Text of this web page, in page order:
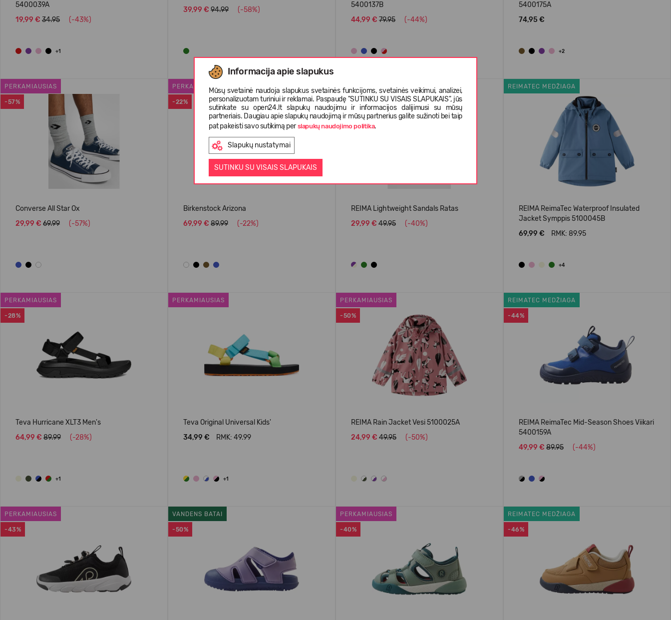
Informacija apie slapukus
Mūsų svetainė naudoja slapukus svetainės funkcijoms, svetainės veikimui, analizei,
personalizuotam turiniui ir reklamai. Paspaudę "SUTINKU SU VISAIS SLAPUKAIS", jūs
sutinkate su open24.lt slapukų naudojimu ir informacijos dalijimusi su mūsų
partneriais. Daugiau apie slapukų naudojimą ir mūsų partnerius galite sužinoti bei taip
pat pakeisti savo sutikimą per slapukų naudojimo politika.
Slapukų nustatymai
SUTINKU SU VISAIS SLAPUKAIS
5400039A
19,99 € 34.95 (-43%)
+1
39,99 € 94.99 (-58%)
5400137B
44,99 € 79.95 (-44%)
5400175A
74,95 €
+2
-57%
PERKAMIAUSIAS
Converse All Star Ox
29,99 € 69.99 (-57%)
-22%
PERKAMIAUSIAS
Birkenstock Arizona
69,99 € 89.99 (-22%)
-40%
VASARAI
REIMA Lightweight Sandals Ratas
29,99 € 49.95 (-40%)
REIMATEC MEDŽIAGA
REIMA ReimaTec Waterproof Insulated
Jacket Symppis 5100045B
69,99 €
RMK: 89.95
+4
-28%
PERKAMIAUSIAS
Teva Hurricane XLT3 Men's
64,99 € 89.99 (-28%)
+1
PERKAMIAUSIAS
Teva Original Universal Kids'
34,99 €
RMK: 49.99
+1
-50%
PERKAMIAUSIAS
REIMA Rain Jacket Vesi 5100025A
24,99 € 49.95 (-50%)
-44%
REIMATEC MEDŽIAGA
REIMA ReimaTec Mid-Season Shoes Viikari
5400159A
49,99 € 89.95 (-44%)
-43%
PERKAMIAUSIAS
-50%
VANDENS BATAI
-40%
PERKAMIAUSIAS
-46%
REIMATEC MEDŽIAGA